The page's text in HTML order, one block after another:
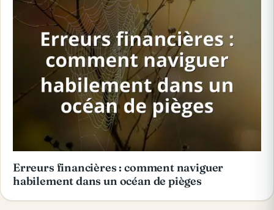
Erreurs financières : comment naviguer
habilement dans un océan de pièges